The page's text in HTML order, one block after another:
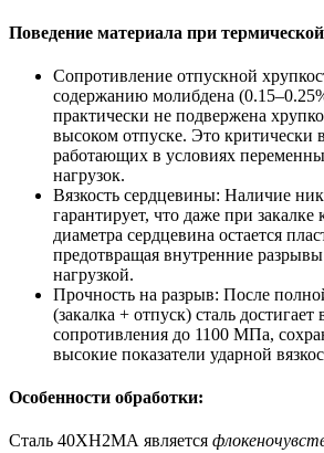
Поведение материала при
Сопротивление отпускной
содержанию молибдена
практически не подвержена
высоком отпуске. Это критически
работающих в условиях
нагрузок.
Вязкость сердцевины: Наличие
гарантирует, что даже при закалке
диаметра сердцевина остается
предотвращая внутренние
нагрузкой.
Прочность на разрыв: После
(закалка + отпуск) сталь достигает
сопротивления до 1100 МПа,
высокие показатели ударной
Особенности обработки:
Сталь 40ХН2МА является